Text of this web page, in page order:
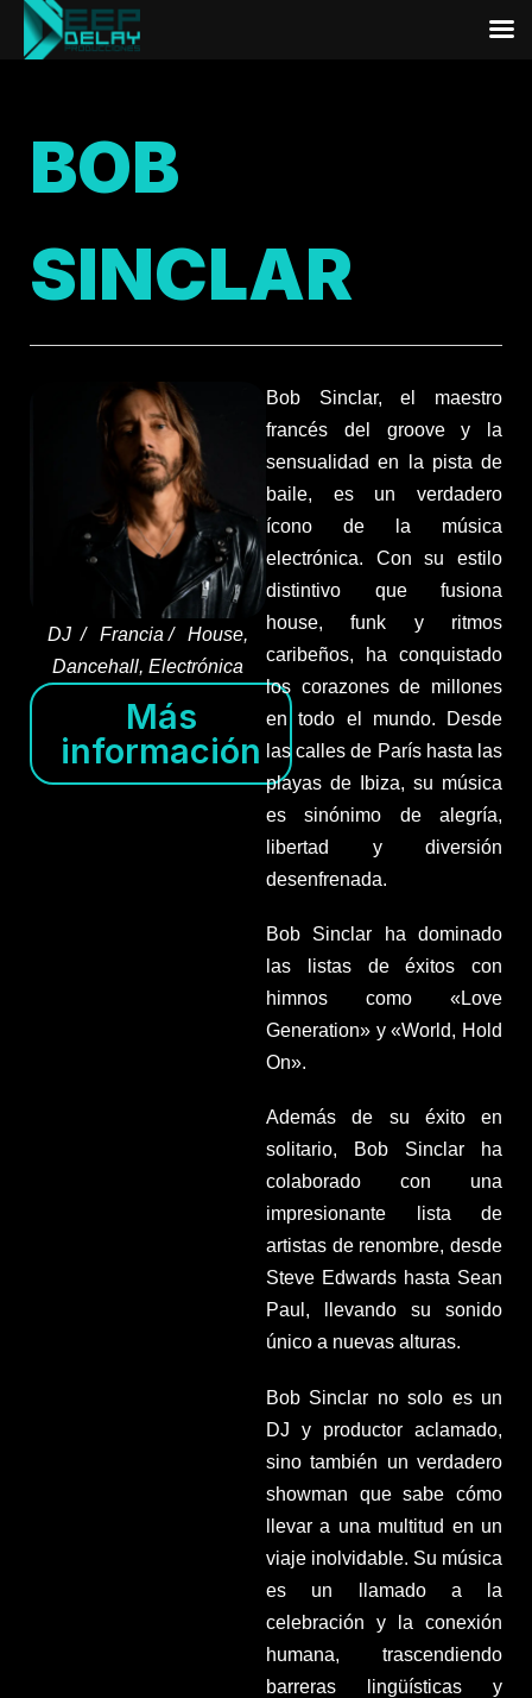
BOB
SINCLAR
DJ / Francia / House,
Dancehall, Electrónica
Más
información
Bob Sinclar, el maestro
francés del groove y la
sensualidad en la pista de
baile, es un verdadero
ícono de la música
electrónica. Con su estilo
distintivo que fusiona
house, funk y ritmos
caribeños, ha conquistado
los corazones de millones
en todo el mundo. Desde
las calles de París hasta las
playas de Ibiza, su música
es sinónimo de alegría,
libertad y diversión
desenfrenada.
Bob Sinclar ha dominado
las listas de éxitos con
himnos como «Love
Generation» y «World, Hold
On».
Además de su éxito en
solitario, Bob Sinclar ha
colaborado con una
impresionante lista de
artistas de renombre, desde
Steve Edwards hasta Sean
Paul, llevando su sonido
único a nuevas alturas.
Bob Sinclar no solo es un
DJ y productor aclamado,
sino también un verdadero
showman que sabe cómo
llevar a una multitud en un
viaje inolvidable. Su música
es un llamado a la
celebración y la conexión
humana, trascendiendo
barreras lingüísticas y